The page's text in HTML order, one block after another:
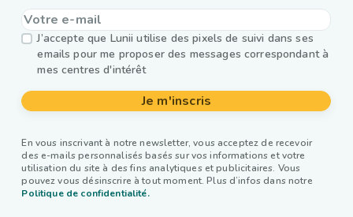
J’accepte que Lunii utilise des pixels de suivi dans ses
emails pour me proposer des messages correspondant à
mes centres d'intérêt
Je m'inscris
En vous inscrivant à notre newsletter, vous acceptez de recevoir
des e-mails personnalisés basés sur vos informations et votre
utilisation du site à des fins analytiques et publicitaires. Vous
pouvez vous désinscrire à tout moment. Plus d’infos dans notre
Politique de confidentialité.